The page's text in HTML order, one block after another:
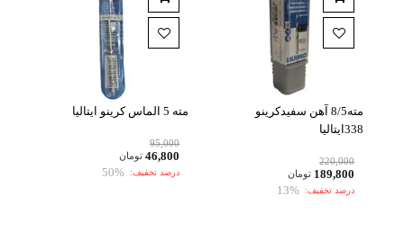
مته8/5 آهن سفیدکرینو
338ایتالیا
220,000
189,800 تومان
درصد تخفیف: 13%
مته 5 الماس کرینو ایتالیا
95,000
46,800 تومان
درصد تخفیف: 50%